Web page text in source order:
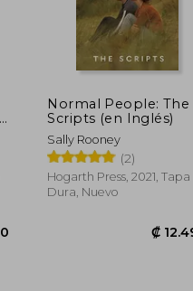
Normal People: The
Scripts (en Inglés)
Sally Rooney
(2)
Hogarth Press, 2021, Tapa
Dura, Nuevo